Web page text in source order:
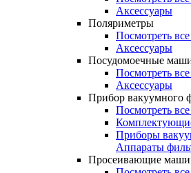
Аксессуары
Поляриметры
Посмотреть
Аксессуары
Посудомоечные
Посмотреть
Аксессуары
Прибор вакуумного
Посмотреть
Приборы
Аппараты
Просеивающие